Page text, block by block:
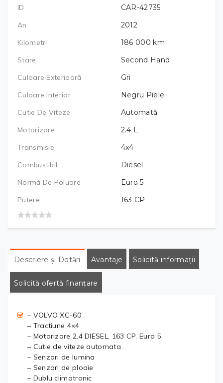
ID
CAR-42735
An
2012
Kilometri
186 000 km
Stare
Second Hand
Culoare Exterioară
Gri
Culoare Interior
Negru Piele
Cutie De Viteze
Automată
Motorizare
2.4 L
Transmisie
4x4
Combustibil
Diesel
Normă De Poluare
Euro 5
Putere
163 CP
Descriere și Dotări Avantaje Solicită informații
Solicită ofertă finanțare
– VOLVO XC-60
– Tractiune 4×4
– Motorizare 2.4 DIESEL, 163 CP, Euro 5
– Cutie de viteze automata
– Senzori de lumina
– Senzori de ploaie
– Dublu climatronic